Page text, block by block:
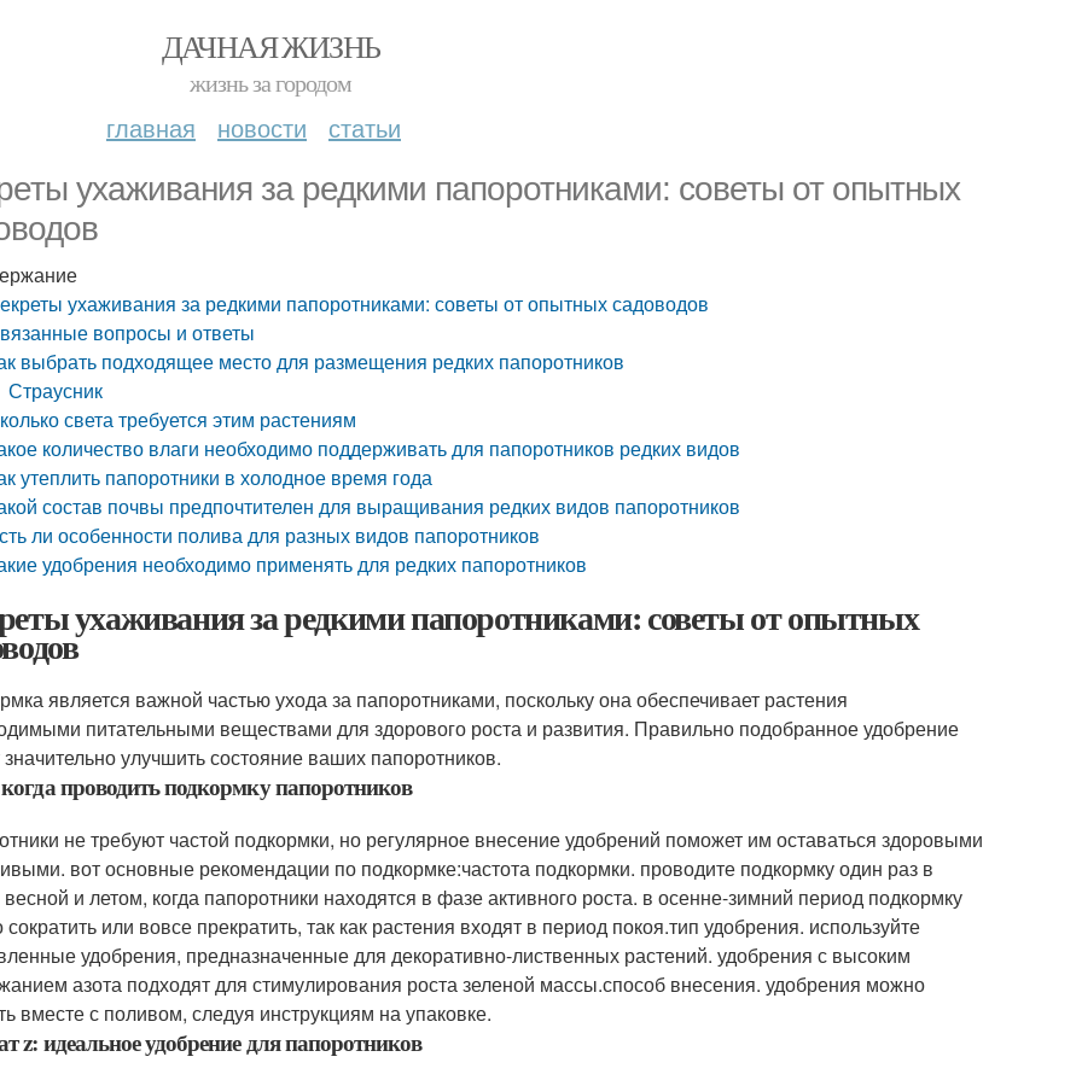
ДАЧНАЯ ЖИЗНЬ
жизнь за городом
главная новости статьи
ухаживания за редкими папоротниками: советы от опытных
ухаживания за редкими папоротниками: советы от опытных садоводов
вопросы и ответы
выбрать подходящее место для размещения редких папоротников
Страусник
света требуется этим растениям
количество влаги необходимо поддерживать для папоротников редких видов
утеплить папоротники в холодное время года
состав почвы предпочтителен для выращивания редких видов папоротников
ли особенности полива для разных видов папоротников
удобрения необходимо применять для редких папоротников
ухаживания за редкими папоротниками: советы от опытных
является важной частью ухода за папоротниками, поскольку она обеспечивает растения
питательными веществами для здорового роста и развития. Правильно подобранное удобрение
улучшить состояние ваших папоротников.
проводить подкормку папоротников
не требуют частой подкормки, но регулярное внесение удобрений поможет им оставаться здоровыми
вот основные рекомендации по подкормке:частота подкормки. проводите подкормку один раз в
и летом, когда папоротники находятся в фазе активного роста. в осенне-зимний период подкормку
или вовсе прекратить, так как растения входят в период покоя.тип удобрения. используйте
удобрения, предназначенные для декоративно-лиственных растений. удобрения с высоким
азота подходят для стимулирования роста зеленой массы.способ внесения. удобрения можно
вместе с поливом, следуя инструкциям на упаковке.
z: идеальное удобрение для папоротников